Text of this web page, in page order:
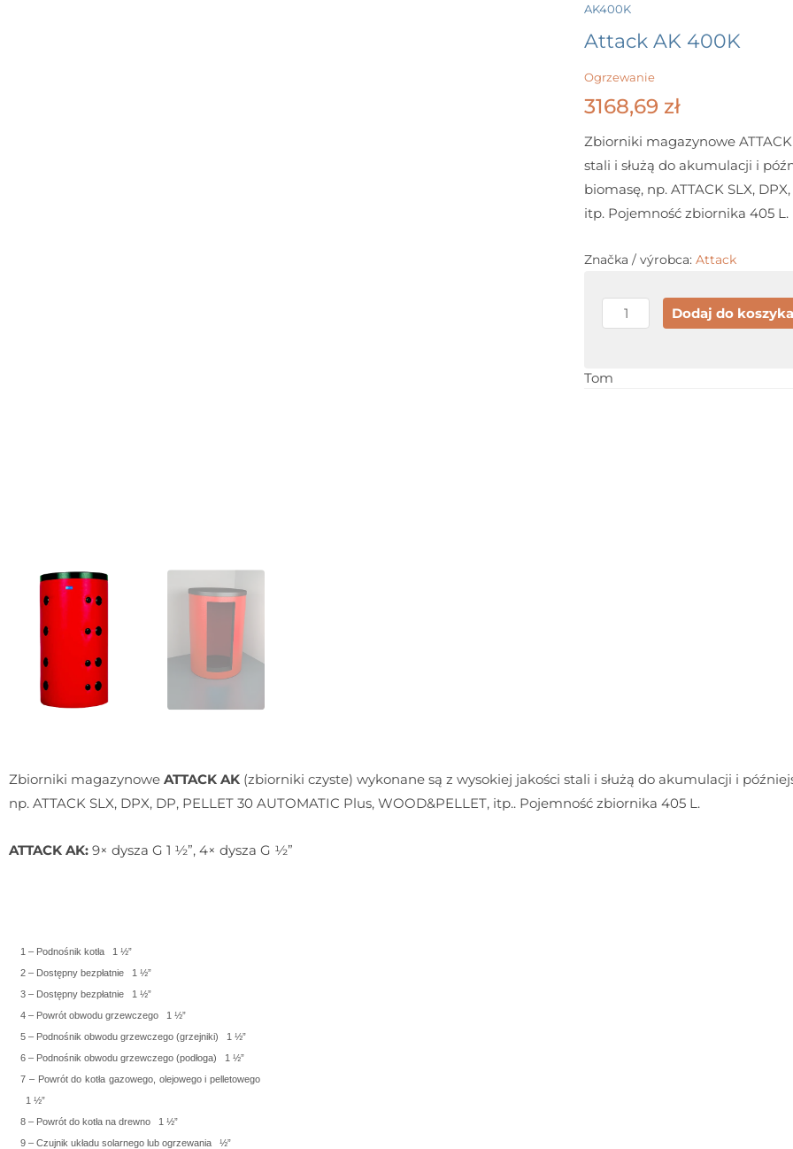
Menu
AK400K
Attack AK 400K
Ogrzewanie
3168,69 zł
Zbiorniki magazynowe
stali i służą do akumulacji i
biomasę, np. ATTACK SLX,
itp. Pojemność zbiornika 405 L.
Značka / výrobca: Attack
ilość
Attack
400K
Dodaj do
Tom
Zbiorniki magazynowe ATTACK AK (zbiorniki czyste) wykonane są z wysokiej jakości stali i służą do akumulacji i
np. ATTACK SLX, DPX, DP, PELLET 30 AUTOMATIC Plus, WOOD&PELLET, itp.. Pojemność zbiornika 405 L.
ATTACK AK: 9× dysza G 1 ½”, 4× dysza G ½”
1 – Podnośnik kotła
1 ½”
2 – Dostępny bezpłatnie
1 ½”
3 – Dostępny bezpłatnie
1 ½”
4 – Powrót obwodu grzewczego
1 ½”
5 – Podnośnik obwodu grzewczego (grzejniki)
1 ½”
6 – Podnośnik obwodu grzewczego (podłoga)
1 ½”
7 – Powrót do kotła gazowego, olejowego i pelletowego
1 ½”
8 – Powrót do kotła na drewno
1 ½”
9 – Czujnik układu solarnego lub ogrzewania
½”